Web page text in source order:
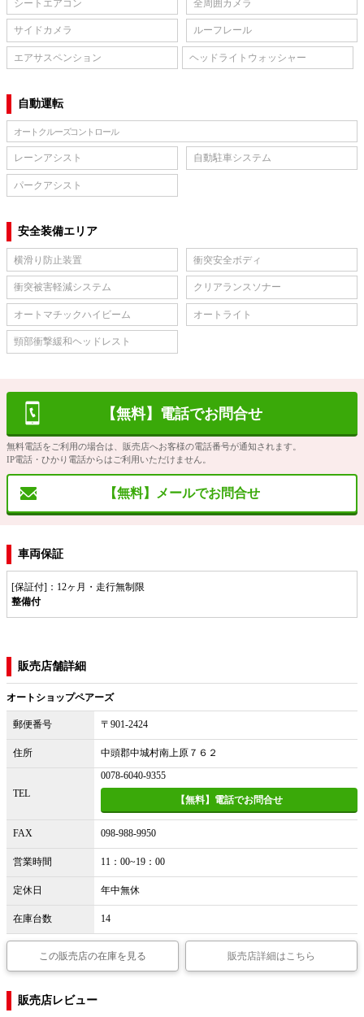
シートエアコン 全周囲カメラ
サイドカメラ ルーフレール
エアサスペンション ヘッドライトウォッシャー
自動運転
オートクルーズコントロール
レーンアシスト 自動駐車システム
パークアシスト
安全装備エリア
横滑り防止装置 衝突安全ボディ
衝突被害軽減システム クリアランスソナー
オートマチックハイビーム オートライト
頸部衝撃緩和ヘッドレスト
【無料】電話でお問合せ
無料電話をご利用の場合は、販売店へお客様の電話番号が通知されます。
IP電話・ひかり電話からはご利用いただけません。
【無料】メールでお問合せ
車両保証
[保証付]：12ヶ月・走行無制限
整備付
販売店舗詳細
オートショップペアーズ
郵便番号 〒901-2424
住所 中頭郡中城村南上原７６２
TEL
0078-6040-9355
【無料】電話でお問合せ
FAX 098-988-9950
営業時間 11：00~19：00
定休日 年中無休
在庫台数 14
この販売店の在庫を見る 販売店詳細はこちら
販売店レビュー